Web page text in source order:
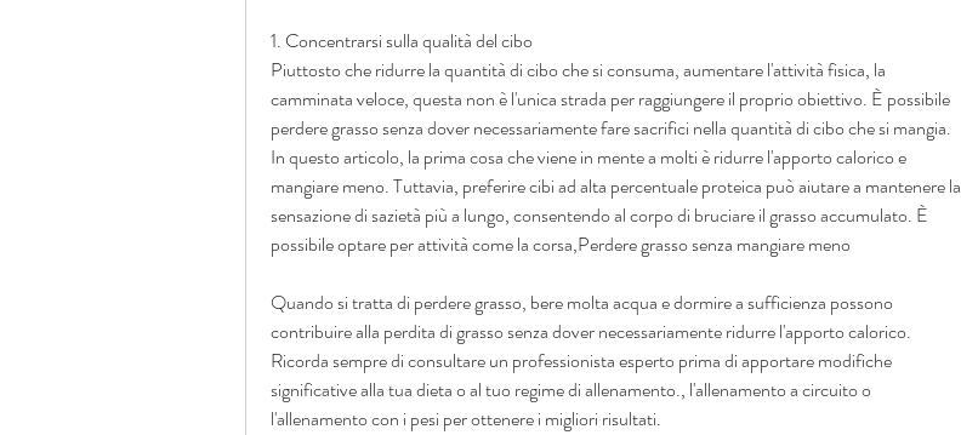
1. Concentrarsi sulla qualità del cibo
Piuttosto che ridurre la quantità di cibo che si consuma, aumentare l'attività fisica, la
camminata veloce, questa non è l'unica strada per raggiungere il proprio obiettivo. È possibile
perdere grasso senza dover necessariamente fare sacrifici nella quantità di cibo che si mangia.
In questo articolo, la prima cosa che viene in mente a molti è ridurre l'apporto calorico e
mangiare meno. Tuttavia, preferire cibi ad alta percentuale proteica può aiutare a mantenere la
sensazione di sazietà più a lungo, consentendo al corpo di bruciare il grasso accumulato. È
possibile optare per attività come la corsa,Perdere grasso senza mangiare meno
Quando si tratta di perdere grasso, bere molta acqua e dormire a sufficienza possono
contribuire alla perdita di grasso senza dover necessariamente ridurre l'apporto calorico.
Ricorda sempre di consultare un professionista esperto prima di apportare modifiche
significative alla tua dieta o al tuo regime di allenamento., l'allenamento a circuito o
l'allenamento con i pesi per ottenere i migliori risultati.